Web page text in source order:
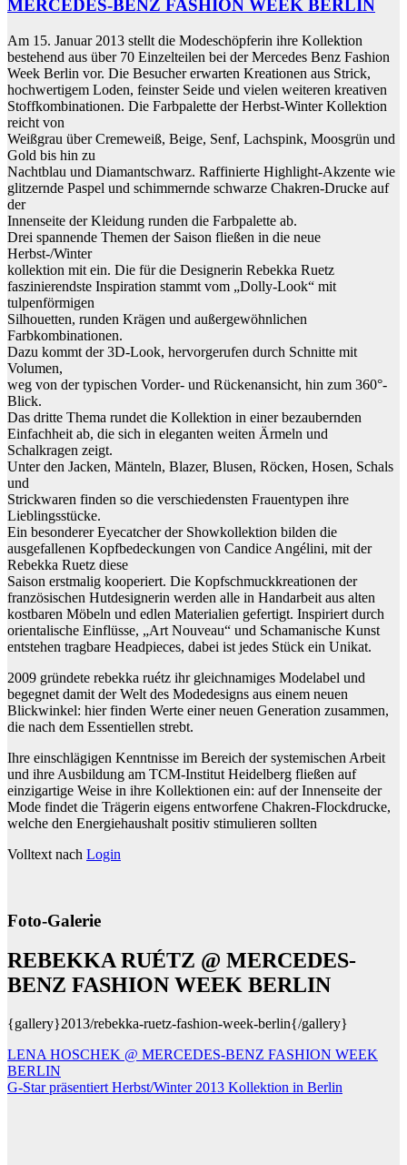
MERCEDES-BENZ FASHION WEEK BERLIN
Am 15. Januar 2013 stellt die Modeschöpferin ihre Kollektion
bestehend aus über 70 Einzelteilen bei der Mercedes Benz Fashion
Week Berlin vor. Die Besucher erwarten Kreationen aus Strick,
hochwertigem Loden, feinster Seide und vielen weiteren kreativen
Stoffkombinationen. Die Farbpalette der Herbst-Winter Kollektion
reicht von
Weißgrau über Cremeweiß, Beige, Senf, Lachspink, Moosgrün und
Gold bis hin zu
Nachtblau und Diamantschwarz. Raffinierte Highlight-Akzente wie
glitzernde Paspel und schimmernde schwarze Chakren-Drucke auf
der
Innenseite der Kleidung runden die Farbpalette ab.
Drei spannende Themen der Saison fließen in die neue
Herbst-/Winter
kollektion mit ein. Die für die Designerin Rebekka Ruetz
faszinierendste Inspiration stammt vom „Dolly-Look“ mit
tulpenförmigen
Silhouetten, runden Krägen und außergewöhnlichen
Farbkombinationen.
Dazu kommt der 3D-Look, hervorgerufen durch Schnitte mit
Volumen,
weg von der typischen Vorder- und Rückenansicht, hin zum 360°-
Blick.
Das dritte Thema rundet die Kollektion in einer bezaubernden
Einfachheit ab, die sich in eleganten weiten Ärmeln und
Schalkragen zeigt.
Unter den Jacken, Mänteln, Blazer, Blusen, Röcken, Hosen, Schals
und
Strickwaren finden so die verschiedensten Frauentypen ihre
Lieblingsstücke.
Ein besonderer Eyecatcher der Showkollektion bilden die
ausgefallenen Kopfbedeckungen von Candice Angélini, mit der
Rebekka Ruetz diese
Saison erstmalig kooperiert. Die Kopfschmuckkreationen der
französischen Hutdesignerin werden alle in Handarbeit aus alten
kostbaren Möbeln und edlen Materialien gefertigt. Inspiriert durch
orientalische Einflüsse, „Art Nouveau“ und Schamanische Kunst
entstehen tragbare Headpieces, dabei ist jedes Stück ein Unikat.
2009 gründete rebekka ruétz ihr gleichnamiges Modelabel und
begegnet damit der Welt des Modedesigns aus einem neuen
Blickwinkel: hier finden Werte einer neuen Generation zusammen,
die nach dem Essentiellen strebt.
Ihre einschlägigen Kenntnisse im Bereich der systemischen Arbeit
und ihre Ausbildung am TCM-Institut Heidelberg fließen auf
einzigartige Weise in ihre Kollektionen ein: auf der Innenseite der
Mode findet die Trägerin eigens entworfene Chakren-Flockdrucke,
welche den Energiehaushalt positiv stimulieren sollten
Volltext nach Login
Foto-Galerie
REBEKKA RUÉTZ @ MERCEDES-
BENZ FASHION WEEK BERLIN
{gallery}2013/rebekka-ruetz-fashion-week-berlin{/gallery}
Beitragsnavigation
LENA HOSCHEK @ MERCEDES-BENZ FASHION WEEK
BERLIN
G-Star präsentiert Herbst/Winter 2013 Kollektion in Berlin